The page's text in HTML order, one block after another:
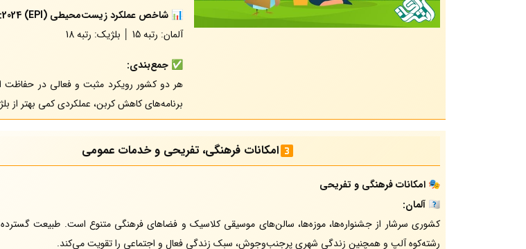
📊 شاخص عملکرد زیست‌محیطی (EPI) 2024:
آلمان: رتبه 15 │ بلژیک: رتبه 18
✅ جمع‌بندی:
هر دو کشور رویکرد مثبت و فعالی در حفاظت
برنامه‌های کاهش کربن، عملکردی کمی بهتر از
امکانات فرهنگی، تفریحی و خدمات عمومی
🎭 امکانات فرهنگی و تفریحی
🇩🇪 آلمان:
کشوری سرشار از جشنواره‌ها، موزه‌ها، سالن‌های موسیقی کلاسیک و فضاهای فرهنگی متنوع است. طبیعت گسترده
رشته‌کوه آلپ و همچنین زندگی شهری پرجنب‌وجوش، سبک زندگی فعال و اجتماعی را تقویت می‌کند.